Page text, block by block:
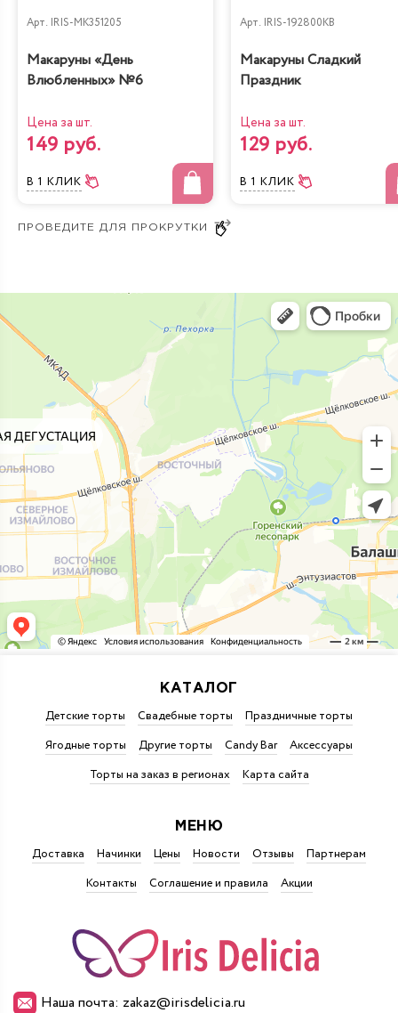
Арт. IRIS-MK351205
Макаруны «День
Влюбленных» №6
Цена за шт.
149 руб.
В 1 КЛИК
Арт. IRIS-192800KB
Макаруны Сладкий
Праздник
Цена за шт.
129 руб.
В 1 КЛИК
Наша почта: zakaz@irisdelicia.ru
КАТАЛОГ
Детские торты Свадебные торты
Праздничные торты
Ягодные торты
Другие торты Candy Bar
Аксессуары
Торты на заказ в регионах
Карта сайта
МЕНЮ
Доставка Начинки Цены Новости Отзывы
Партнерам
Контакты
Соглашение и правила Акции